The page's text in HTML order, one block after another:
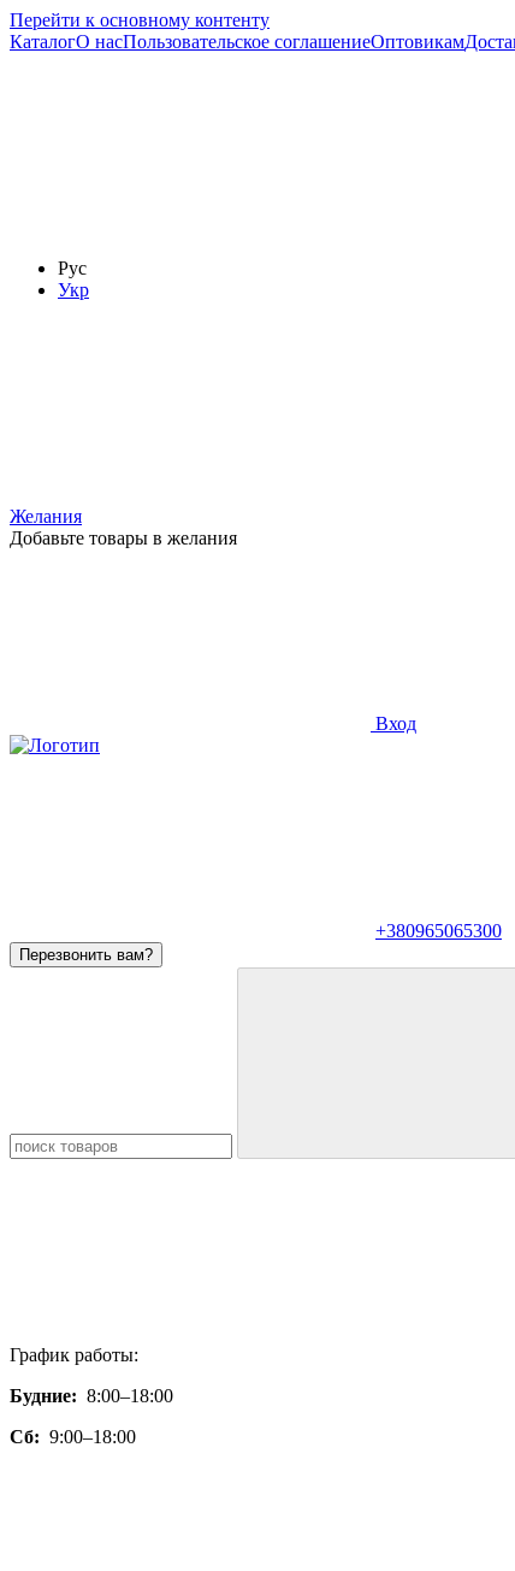
Перейти к основному контенту
КаталогО насПользовательское соглашениеОптовикам
Рус
Укр
Желания
Добавьте товары в желания
Вход
+380965065300
Перезвонить вам?
График работы:
Будние: 8:00–18:00
Сб: 9:00–18:00